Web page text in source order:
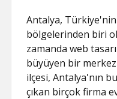
Antalya,
bölgelerinden biri
zamanda web
büyüyen bir
ilçesi, Antalya'nın
çıkan birçok firma